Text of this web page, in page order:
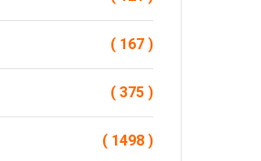
( 167 )
( 375 )
( 1498 )